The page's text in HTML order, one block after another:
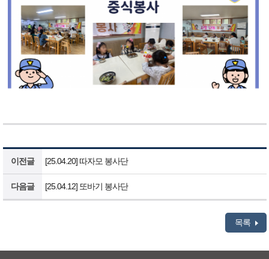
이전글 [25.04.20] 따자모 봉사단
다음글 [25.04.12] 또바기 봉사단
목록